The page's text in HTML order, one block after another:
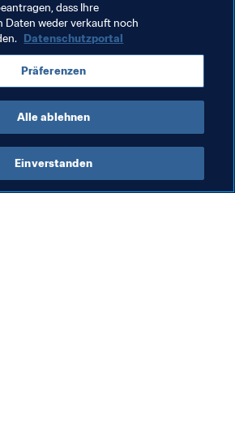
Katar 2022™
dass Ihre
Daten weder verkauft noch
Datenschutzportal
Präferenzen
Alle ablehnen
Einverstanden